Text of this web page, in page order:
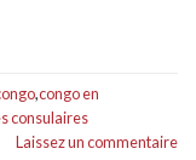
,congo en
consulaires
Laissez un commentaire